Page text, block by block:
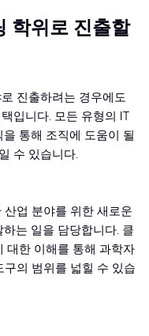
학위로 진출할
진출하려는 경우에도
입니다. 모든 유형의 IT
통해 조직에 도움이 될
수 있습니다.
업 분야를 위한 새로운
는 일을 담당합니다. 클
대한 이해를 통해 과학자
의 범위를 넓힐 수 있습